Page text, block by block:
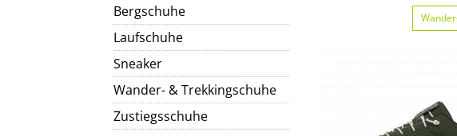
Bergschuhe
Laufschuhe
Sneaker
Wander- & Trekkingschuhe
Zustiegsschuhe